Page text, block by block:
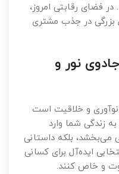
فضای رقابتی امروز،
بزرگی در جذب مشتری
نور و
نوآوری و خلاقیت است
زندگی شما وارد
می‌بخشد، بلکه داستانی
ایده‌آل برای کسانی
و خاص کنند.